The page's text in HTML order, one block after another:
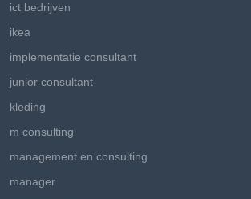
ict bedrijven
ikea
implementatie consultant
junior consultant
kleding
m consulting
management en consulting
manager